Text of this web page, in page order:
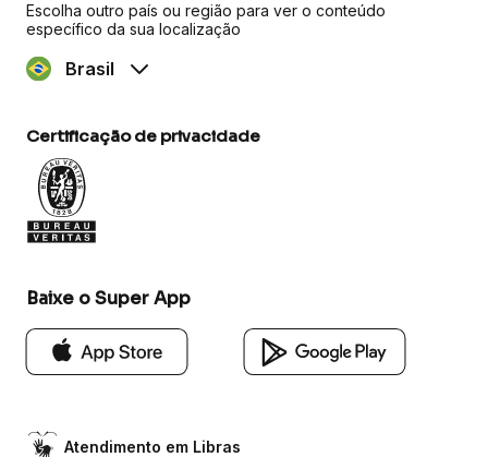
Escolha outro país ou região para ver o conteúdo
específico da sua localização
Brasil
Certificação de privacidade
Baixe o Super App
Atendimento em Libras